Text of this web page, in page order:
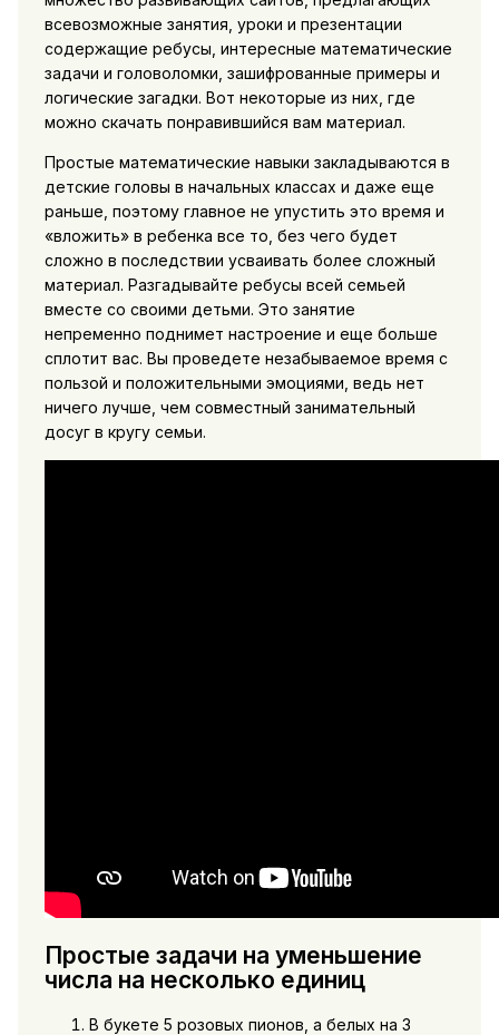
всевозможные занятия, уроки и презентации
содержащие ребусы, интересные математические
задачи и головоломки, зашифрованные примеры и
логические загадки. Вот некоторые из них, где
можно скачать понравившийся вам материал.
Простые математические навыки закладываются в
детские головы в начальных классах и даже еще
раньше, поэтому главное не упустить это время и
«вложить» в ребенка все то, без чего будет
сложно в последствии усваивать более сложный
материал. Разгадывайте ребусы всей семьей
вместе со своими детьми. Это занятие
непременно поднимет настроение и еще больше
сплотит вас. Вы проведете незабываемое время с
пользой и положительными эмоциями, ведь нет
ничего лучше, чем совместный занимательный
досуг в кругу семьи.
Простые задачи на уменьшение
числа на несколько единиц
В букете 5 розовых пионов, а белых на 3